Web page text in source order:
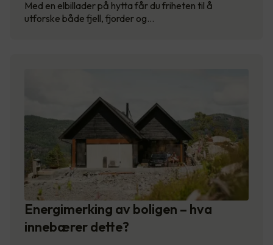
Med en elbillader på hytta får du friheten til å
utforske både fjell, fjorder og…
Energimerking av boligen – hva
innebærer dette?